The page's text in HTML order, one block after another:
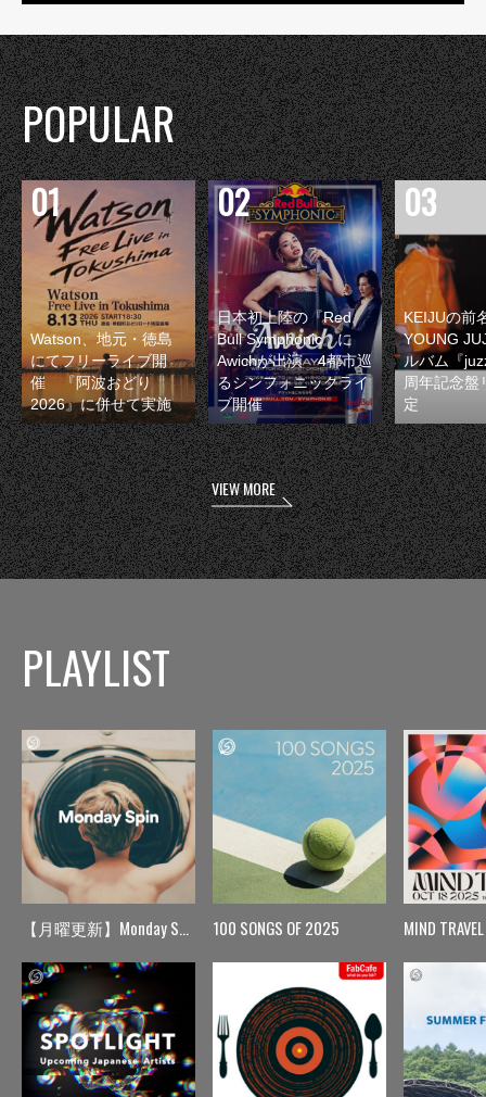
POPULAR
Watson、地元・徳島
にてフリーライブ開
催 『阿波おどり
2026』に併せて実施
日本初上陸の『Red
Bull Symphonic』に
Awichが出演 4都市巡
るシンフォニックライ
ブ開催
KEIJUの前
YOUNG
ルバム『
周年記念盤
定
VIEW MORE
PLAYLIST
【月曜更新】Monday Spin 100 SONGS OF 2025 MIND TRAVEL